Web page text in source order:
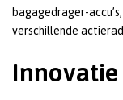
bagagedrager-
verschillende